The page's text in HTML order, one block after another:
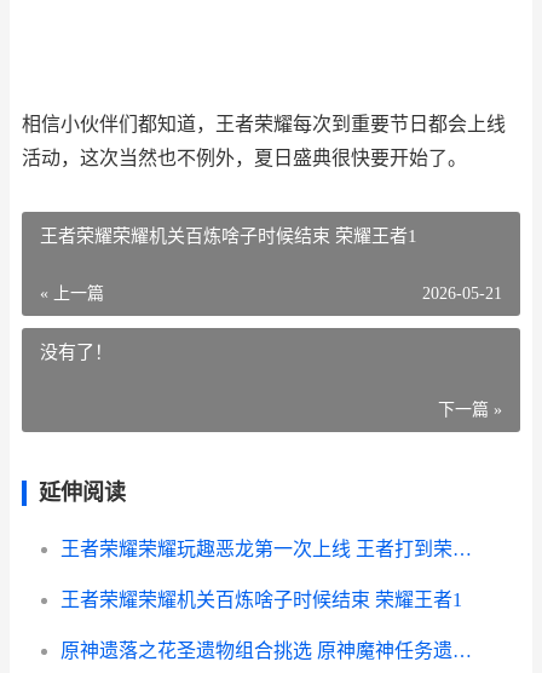
相信小伙伴们都知道，王者荣耀每次到重要节日都会上线
活动，这次当然也不例外，夏日盛典很快要开始了。
王者荣耀荣耀机关百炼啥子时候结束 荣耀王者1
« 上一篇 2026-05-21
没有了！
下一篇 »
延伸阅读
王者荣耀荣耀玩趣恶龙第一次上线 王者打到荣耀王者难吗
王者荣耀荣耀机关百炼啥子时候结束 荣耀王者1
原神遗落之花圣遗物组合挑选 原神魔神任务遗落之泪